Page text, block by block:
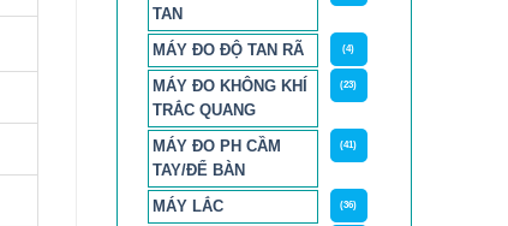
TAN
MÁY ĐO ĐỘ TAN RÃ (4)
MÁY ĐO KHÔNG KHÍ
TRẮC QUANG
(23)
MÁY ĐO PH CẦM
TAY/ĐỂ BÀN
(41)
MÁY LẮC (36)